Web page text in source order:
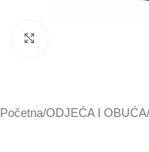
Početna ODJEĆA I OBUĆA